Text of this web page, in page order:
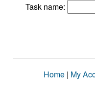
Task name:
Home | My